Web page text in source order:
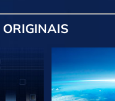
ORIGINAIS